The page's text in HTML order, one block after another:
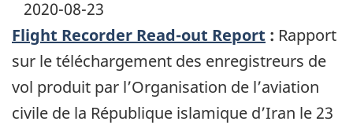
2020-08-23
Flight Recorder Read-out Report : Rapport
sur le téléchargement des enregistreurs de
vol produit par l’Organisation de l’aviation
civile de la République islamique d’Iran le 23